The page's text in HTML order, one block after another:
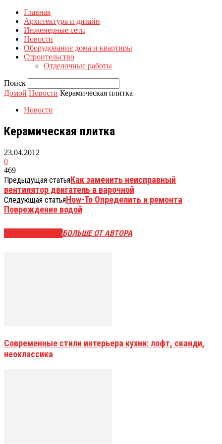
Главная
Архитектура и дизайн
Инженерные сети
Новости
Оборудование дома и квартиры
Строительство
Отделочные работы
Поиск
Домой Новости Керамическая плитка
Новости
Керамическая плитка
23.04.2012
0
469
Предыдущая статьяКак заменить неисправный
вентилятор двигатель в варочной
Следующая статьяHow-To Определить и ремонта
Повреждение водой
БОЛЬШЕ ОТ АВТОРА
Современные стили интерьера кухни: лофт, сканди,
неоклассика